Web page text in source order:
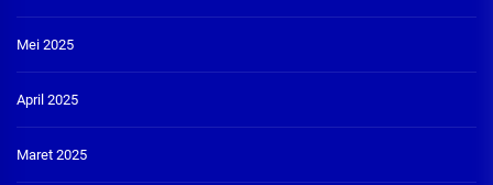
Mei 2025
April 2025
Maret 2025